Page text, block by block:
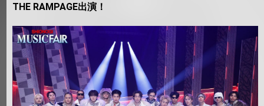
THE RAMPAGE出演！